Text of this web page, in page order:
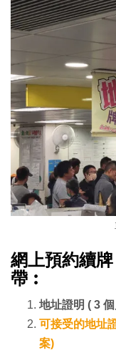
網上預約續
帶︰
地址證明 ( 3
可接受的地址
案)